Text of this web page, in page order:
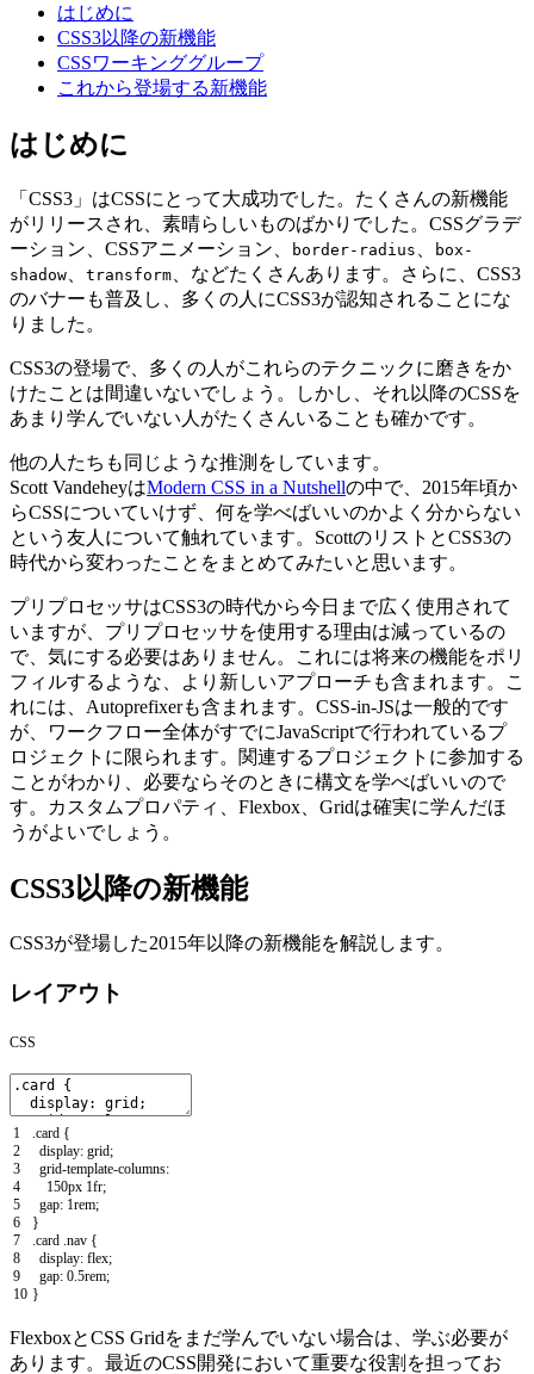
はじめに
CSS3以降の新機能
CSSワーキンググループ
これから登場する新機能
はじめに
「CSS3」はCSSにとって大成功でした。たくさんの新機能
がリリースされ、素晴らしいものばかりでした。CSSグラデ
ーション、CSSアニメーション、
border-radius
box-
shadow
transform 、などたくさんあります。さらに、CSS3
のバナーも普及し、多くの人にCSS3が認知されることにな
りました。
CSS3の登場で、多くの人がこれらのテクニックに磨きをか
けたことは間違いないでしょう。しかし、それ以降のCSSを
あまり学んでいない人がたくさんいることも確かです。
他の人たちも同じような推測をしています。
Scott VandeheyはModern CSS in a Nutshellの中で、2015年頃か
らCSSについていけず、何を学べばいいのかよく分からない
という友人について触れています。ScottのリストとCSS3の
時代から変わったことをまとめてみたいと思います。
プリプロセッサはCSS3の時代から今日まで広く使用されて
いますが、プリプロセッサを使用する理由は減っているの
で、気にする必要はありません。これには将来の機能をポリ
フィルするような、より新しいアプローチも含まれます。こ
れには、Autoprefixerも含まれます。CSS-in-JSは一般的です
が、ワークフロー全体がすでにJavaScriptで行われているプ
ロジェクトに限られます。関連するプロジェクトに参加する
ことがわかり、必要ならそのときに構文を学べばいいので
す。カスタムプロパティ、Flexbox、Gridは確実に学んだほ
うがよいでしょう。
CSS3以降の新機能
CSS3が登場した2015年以降の新機能を解説します。
レイアウト
CSS
1
2
3
4
5
6
7
8
9
10
card {
display: grid;
grid-template-columns:
150px 1fr;
gap: 1rem;
}
card nav {
display: flex;
gap: 0.5rem;
}
FlexboxとCSS Gridをまだ学んでいない場合は、学ぶ必要が
あります。最近のCSS開発において重要な役割を担ってお